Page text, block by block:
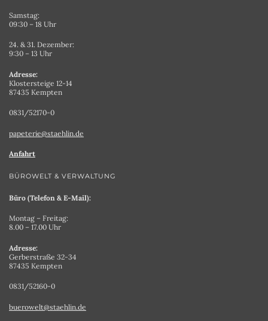
Samstag:
09:30 – 18 Uhr
24. & 31. Dezember:
9:30 – 13 Uhr
Adresse:
Klostersteige 12-14
87435 Kempten
0831/52170-0
papeterie@staehlin.de
Anfahrt
BÜROWELT & VERWALTUNG
Büro (Telefon & E-Mail):
Montag – Freitag:
8.00 – 17.00 Uhr
Adresse:
Gerberstraße 32-34
87435 Kempten
0831/52160-0
buerowelt@staehlin.de